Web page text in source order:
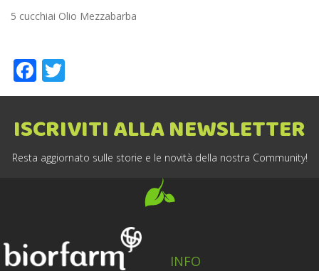
5 cucchiai Olio Mezzabarba
Facebook
ISCRIVITI ALLA NEWSLETTER
Resta aggiornato sulle storie e le novità della nostra Community!
INFO